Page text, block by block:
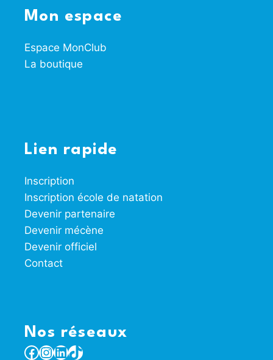
Mon espace
Espace MonClub
La boutique
Lien rapide
Inscription
Inscription école de natation
Devenir partenaire
Devenir mécène
Devenir officiel
Contact
Nos réseaux
Facebook
Instagram
LinkedIn
TikTok